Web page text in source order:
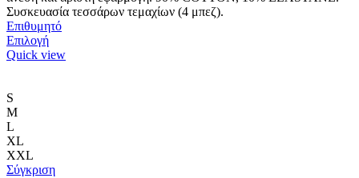
Συσκευασία τεσσάρων τεμαχίων (4 μπεζ).
Επιθυμητό
ΕπιλογήΑυτό
το
να
Quick view
S
M
L
XL
XXL
Σύγκριση